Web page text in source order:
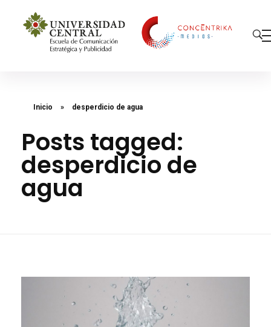
Inicio » desperdicio de agua
Posts tagged:
desperdicio de
agua